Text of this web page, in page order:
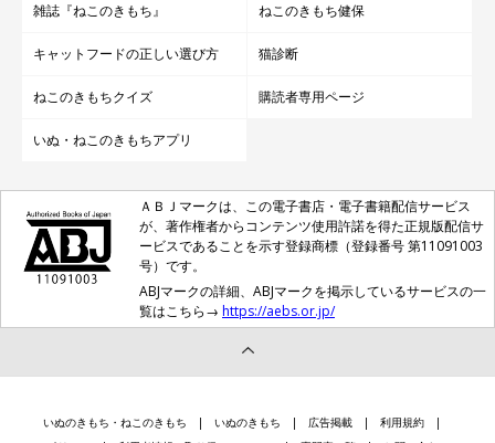
雑誌『ねこのきもち』 ねこのきもち健保
キャットフードの正しい選び方 猫診断
ねこのきもちクイズ 購読者専用ページ
いぬ・ねこのきもちアプリ
ＡＢＪマークは、この電子書店・電子書籍配信サービス
が、著作権者からコンテンツ使用許諾を得た正規版配信サ
ービスであることを示す登録商標（登録番号 第11091003
号）です。
ABJマークの詳細、ABJマークを掲示しているサービスの一
覧はこちら→ https://aebs.or.jp/
いぬのきもち・ねこのきもち いぬのきもち 広告掲載
利用規約